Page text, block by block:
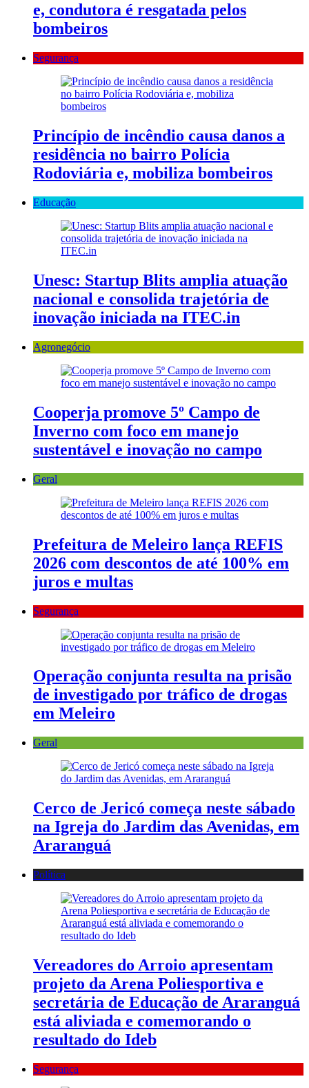
e, condutora é resgatada pelos
bombeiros
Segurança
Princípio de incêndio causa danos a
residência no bairro Polícia
Rodoviária e, mobiliza bombeiros
Educação
Unesc: Startup Blits amplia atuação
nacional e consolida trajetória de
inovação iniciada na ITEC.in
Agronegócio
Cooperja promove 5º Campo de
Inverno com foco em manejo
sustentável e inovação no campo
Geral
Prefeitura de Meleiro lança REFIS
2026 com descontos de até 100% em
juros e multas
Segurança
Operação conjunta resulta na prisão
de investigado por tráfico de drogas
em Meleiro
Geral
Cerco de Jericó começa neste sábado
na Igreja do Jardim das Avenidas, em
Araranguá
Política
Vereadores do Arroio apresentam
projeto da Arena Poliesportiva e
secretária de Educação de Araranguá
está aliviada e comemorando o
resultado do Ideb
Segurança